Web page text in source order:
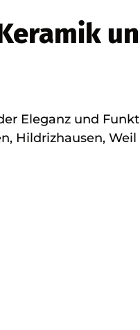
Eleganz und
Hildrizhausen,